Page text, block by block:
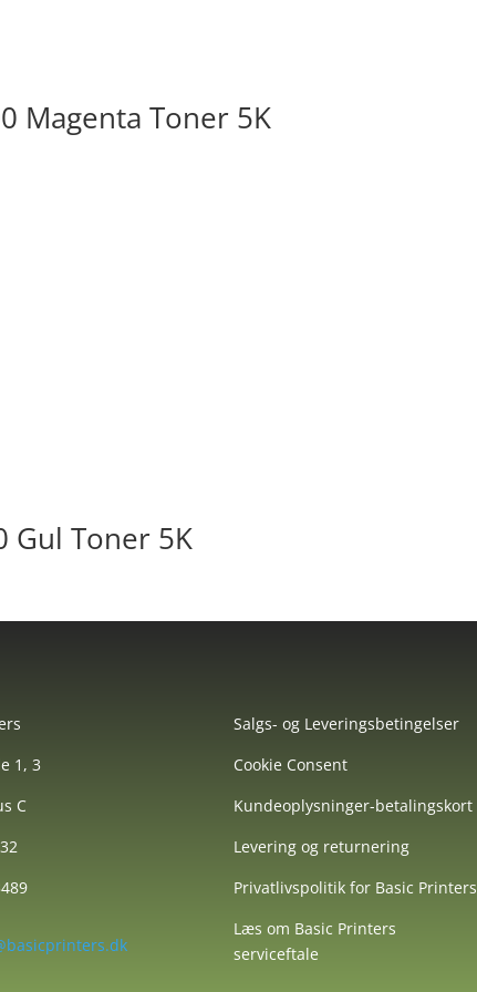
Magenta Toner 5K
Gul Toner 5K
1, 3
C
Salgs- og Leveringsbetingelser
Cookie Consent
Kundeoplysninger-betalingskort
Levering og returnering
Privatlivspolitik for Basic Printers
Læs om Basic Printers
serviceftale